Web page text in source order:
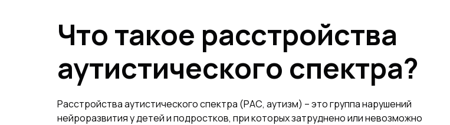
Расстройства аутистического спектра (РАС, аутизм) – это группа нарушений
нейроразвития у детей и подростков, при которых затруднено или невозможно
Что такое расстройства
аутистического спектра?